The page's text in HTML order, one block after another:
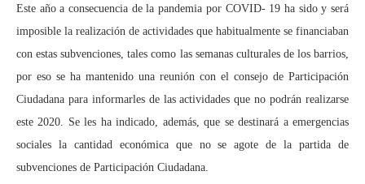
Este año a consecuencia de la pandemia por COVID- 19 ha sido y será
imposible la realización de actividades que habitualmente se financiaban
con estas subvenciones, tales como las semanas culturales de los barrios,
por eso se ha mantenido una reunión con el consejo de Participación
Ciudadana para informarles de las actividades que no podrán realizarse
este 2020. Se les ha indicado, además, que se destinará a emergencias
sociales la cantidad económica que no se agote de la partida de
subvenciones de Participación Ciudadana.